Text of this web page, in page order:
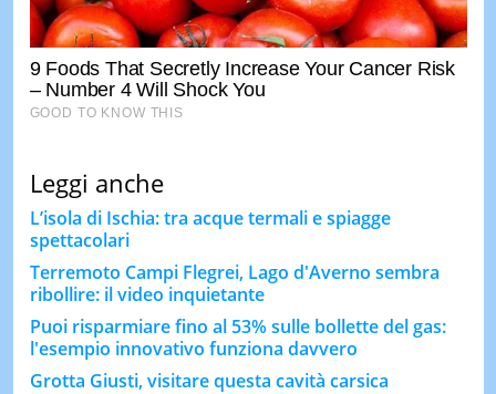
Leggi anche
L’isola di Ischia: tra acque termali e spiagge
spettacolari
Terremoto Campi Flegrei, Lago d'Averno sembra
ribollire: il video inquietante
Puoi risparmiare fino al 53% sulle bollette del gas:
l'esempio innovativo funziona davvero
Grotta Giusti, visitare questa cavità carsica